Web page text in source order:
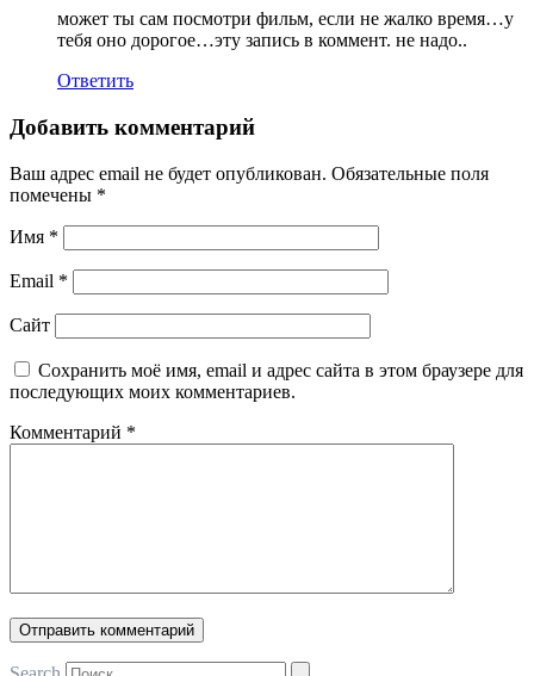
может ты сам посмотри фильм, если не жалко время…у
тебя оно дорогое…эту запись в коммент. не надо..
Ответить
Добавить комментарий
Ваш адрес email не будет опубликован. Обязательные поля
помечены *
Имя *
Email *
Сайт
Сохранить моё имя, email и адрес сайта в этом браузере для
последующих моих комментариев.
Комментарий *